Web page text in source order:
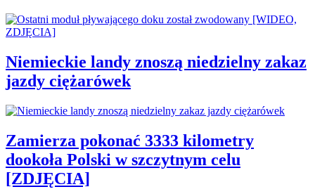
Niemieckie landy znoszą niedzielny zakaz
jazdy ciężarówek
Zamierza pokonać 3333 kilometry
dookoła Polski w szczytnym celu
[ZDJĘCIA]